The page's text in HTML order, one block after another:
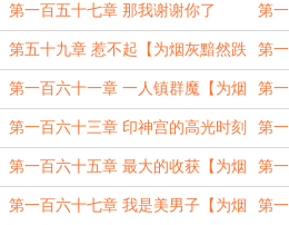
黯然跌落盟主加更2】
第一百五十七章 那我谢谢你了 第
第五十九章 惹不起【为烟灰黯然跌
落大盟加更3】
第
烟
第一百六十一章 一人镇群魔【为烟
灰黯然跌落大盟加更5】
第
灰
第一百六十三章 印神宫的高光时刻 第
第一百六十五章 最大的收获【为烟
灰黯然跌落大盟加更7】
第
烟灰
第一百六十七章 我是美男子【为烟 第